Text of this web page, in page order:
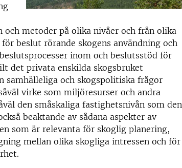
metoder på olika nivåer och från olika
beslut rörande skogens användning och
inom och beslutsstöd för
det privata enskilda skogsbruket
samhälleliga och skogspolitiska frågor
virke som miljöresurser och andra
den småskaliga fastighetsnivån som den
beaktande av sådana aspekter av
som är relevanta för skoglig planering,
mellan olika skogliga intressen och för